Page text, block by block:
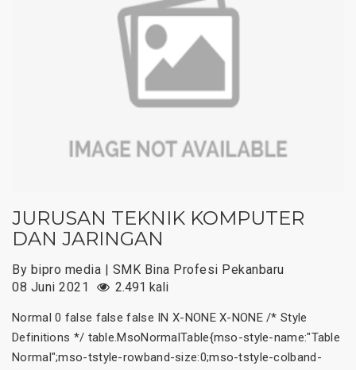
JURUSAN TEKNIK KOMPUTER
DAN JARINGAN
By bipro media | SMK Bina Profesi Pekanbaru
08 Juni 2021
2.491 kali
Normal 0 false false false IN X-NONE X-NONE /* Style
Definitions */ table.MsoNormalTable{mso-style-name:"Table
Normal";mso-tstyle-rowband-size:0;mso-tstyle-colband-